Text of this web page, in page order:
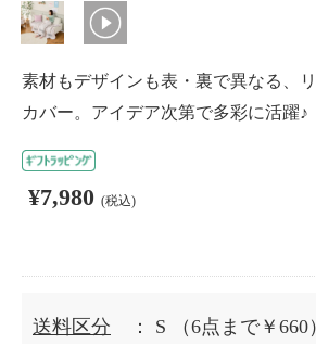
素材もデザインも表・裏で異なる、
カバー。アイデア次第で多彩に活躍♪
¥7,980 (税込)
送料区分 ： S
（6点まで￥660）